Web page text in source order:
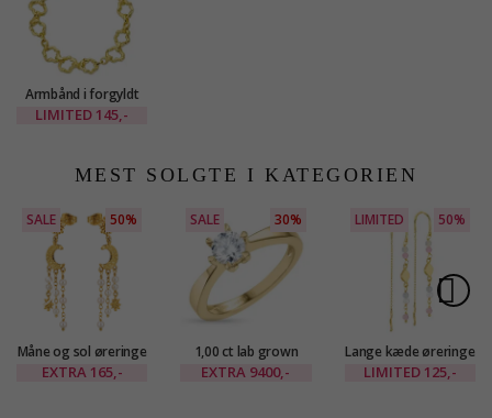
Armbånd i forgyldt
messing - Eliné
LIMITED 145,-
MEST SOLGTE I KATEGORIEN
SALE 50%
Måne og sol øreringe
i forgyldt messing -
EXTRA 165,-
SALE 30%
1,00 ct lab grown
diamant ring i 14
EXTRA 9400,-
LIMITED 50%
Lange kæde øreringe
i forgyldt messing -
LIMITED 125,-